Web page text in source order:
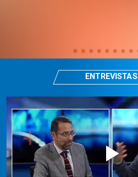
ENTREVISTAS